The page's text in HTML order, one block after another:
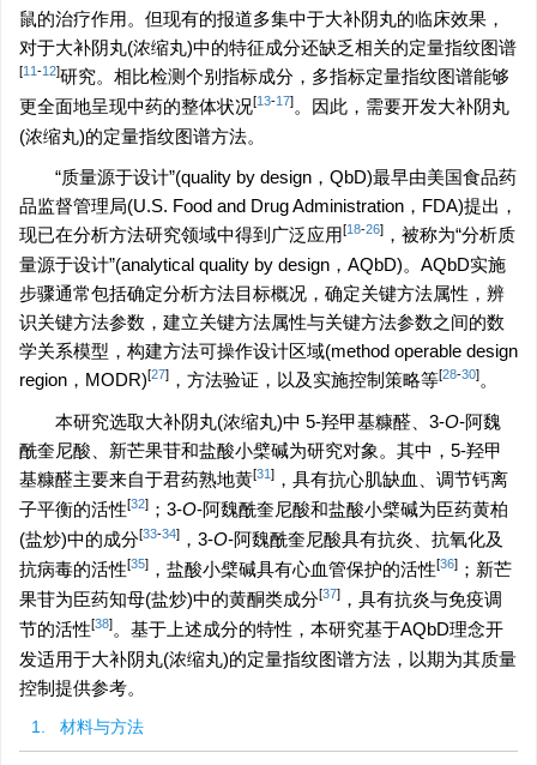
鼠的治疗作用。但现有的报道多集中于大补阴丸的临床效果，
对于大补阴丸(浓缩丸)中的特征成分还缺乏相关的定量指纹图谱
[11 -12]研究。相比检测个别指标成分，多指标定量指纹图谱能够
更全面地呈现中药的整体状况[13-17] 。因此，需要开发大补阴丸
(浓缩丸)的定量指纹图谱方法。
“质量源于设计”(quality by design，QbD)最早由美国食品药
品监督管理局(U.S. Food and Drug Administration，FDA)提出，
现已在分析方法研究领域中得到广泛应用[18-26] ，被称为“分析质
量源于设计”(analytical quality by design，AQbD)。AQbD实施
步骤通常包括确定分析方法目标概况，确定关键方法属性，辨
识关键方法参数，建立关键方法属性与关键方法参数之间的数
学关系模型，构建方法可操作设计区域(method operable design
region，MODR)[27] ，方法验证，以及实施控制策略等[28-30] 。
本研究选取大补阴丸(浓缩丸)中 5-羟甲基糠醛、3-O-阿魏
酰奎尼酸、新芒果苷和盐酸小檗碱为研究对象。其中，5-羟甲
基糠醛主要来自于君药熟地黄[31 ] ，具有抗心肌缺血、调节钙离
子平衡的活性[32] ；3-O-阿魏酰奎尼酸和盐酸小檗碱为臣药黄柏
(盐炒)中的成分[33-34] ，3-O-阿魏酰奎尼酸具有抗炎、抗氧化及
抗病毒的活性[35] ，盐酸小檗碱具有心血管保护的活性[36] ；新芒
果苷为臣药知母(盐炒)中的黄酮类成分[37] ，具有抗炎与免疫调
节的活性[38] 。基于上述成分的特性，本研究基于AQbD理念开
发适用于大补阴丸(浓缩丸)的定量指纹图谱方法，以期为其质量
控制提供参考。
1. 材料与方法